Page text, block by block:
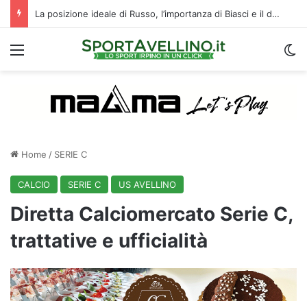
La posizione ideale di Russo, l’importanza di Biasci e il duello Fila‑Favilli: tre domande sull’attacco dell’Avellino
Menu
Home / SERIE C
CALCIO SERIE C US AVELLINO
Diretta Calciomercato Serie C,
trattative e ufficialità